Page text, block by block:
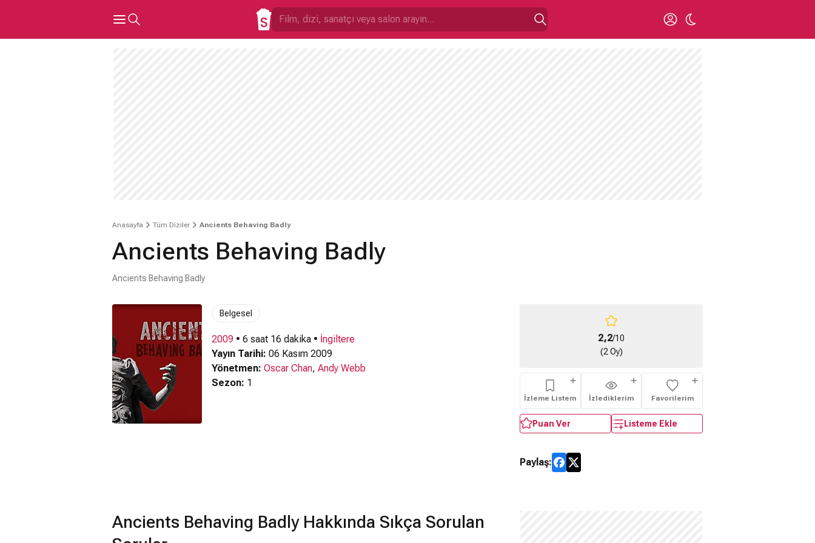
Anasayfa Tüm Diziler Ancients Behaving Badly
Ancients Behaving Badly
Ancients Behaving Badly
Belgesel
2009 • 6 saat 16 dakika • İngiltere
Yayın Tarihi: 06 Kasım 2009
Yönetmen: Oscar Chan, Andy Webb
Sezon: 1
2,2/10
(2 Oy)
İzleme Listem İzlediklerim Favorilerim
Puan Ver Listeme Ekle
Paylaş:
Ancients Behaving Badly Hakkında Sıkça Sorulan